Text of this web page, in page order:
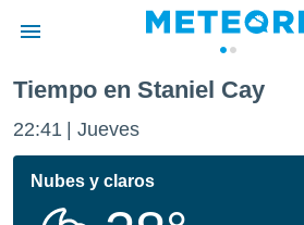
de
ha sido
Tiempo en Staniel Cay
22:41 Jueves
Nubes y claros